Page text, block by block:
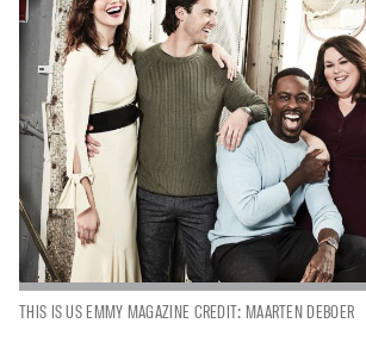
THIS IS US EMMY MAGAZINE CREDIT: MAARTEN DEBOER